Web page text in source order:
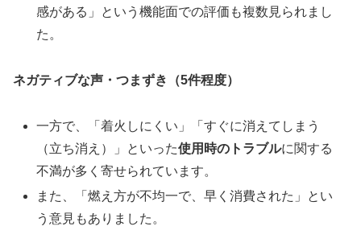
感がある」という機能面での評価も複数見られまし
た。
ネガティブな声・つまずき（5件程度）
一方で、「着火しにくい」「すぐに消えてしまう
（立ち消え）」といった使用時のトラブルに関する
不満が多く寄せられています。
また、「燃え方が不均一で、早く消費された」とい
う意見もありました。